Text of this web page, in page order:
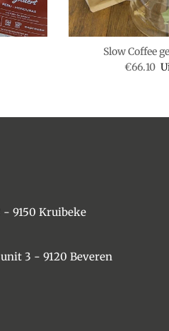
Slow Coffee
€66.10
- 9150 Kruibeke
3 - 9120 Beveren